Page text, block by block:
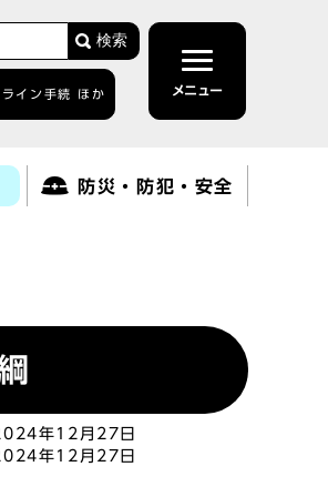
検索
ライン手続 ほか メニュー
防災・防犯・安全
年12月27日
年12月27日